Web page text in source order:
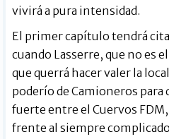
vivirá a pura intensidad.
El primer capítulo tendrá cita
cuando Lasserre, que no es
que querrá hacer valer la
poderío de Camioneros para
fuerte entre el Cuervos
frente al siempre complicado